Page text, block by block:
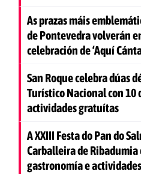
As prazas máis
de Pontevedra volverán
celebración de ‘Aquí
San Roque celebra dúas
Turístico Nacional con 10
actividades gratuítas
A XXIII Festa do Pan do
Carballeira de
gastronomía e